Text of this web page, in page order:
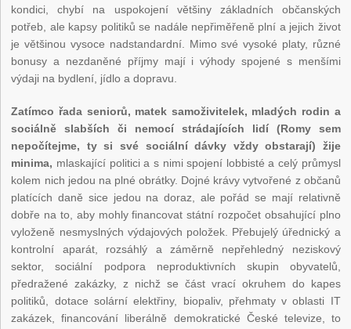
kondici, chybí na uspokojení většiny základních občanských
potřeb, ale kapsy politiků se nadále nepřiměřeně plní a jejich život
je většinou vysoce nadstandardní. Mimo své vysoké platy, různé
bonusy a nezdaněné příjmy mají i výhody spojené s menšími
výdaji na bydlení, jídlo a dopravu.
Zatímco řada seniorů, matek samoživitelek, mladých rodin a
sociálně slabších či nemocí strádajících lidí (Romy sem
nepočítejme, ty si své sociální dávky vždy obstarají) žije
minima, mlaskající politici a s nimi spojení lobbisté a celý průmysl
kolem nich jedou na plné obrátky. Dojné krávy vytvořené z občanů
platících daně sice jedou na doraz, ale pořád se mají relativně
dobře na to, aby mohly financovat státní rozpočet obsahující plno
vyloženě nesmyslných výdajových položek. Přebujelý úřednický a
kontrolní aparát, rozsáhlý a záměrně nepřehledný neziskový
sektor, sociální podpora neproduktivních skupin obyvatelů,
předražené zakázky, z nichž se část vrací okruhem do kapes
politiků, dotace solární elektřiny, biopaliv, přehmaty v oblasti IT
zakázek, financování liberálně demokratické České televize, to